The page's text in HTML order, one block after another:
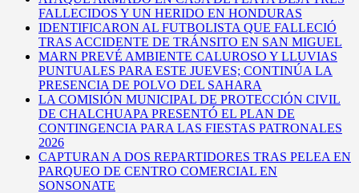
FALLECIDOS Y UN HERIDO EN HONDURAS
IDENTIFICARON AL FUTBOLISTA QUE FALLECIÓ
TRAS ACCIDENTE DE TRÁNSITO EN SAN MIGUEL
MARN PREVÉ AMBIENTE CALUROSO Y LLUVIAS
PUNTUALES PARA ESTE JUEVES; CONTINÚA LA
PRESENCIA DE POLVO DEL SAHARA
LA COMISIÓN MUNICIPAL DE PROTECCIÓN CIVIL
DE CHALCHUAPA PRESENTÓ EL PLAN DE
CONTINGENCIA PARA LAS FIESTAS PATRONALES
2026
CAPTURAN A DOS REPARTIDORES TRAS PELEA EN
PARQUEO DE CENTRO COMERCIAL EN
SONSONATE